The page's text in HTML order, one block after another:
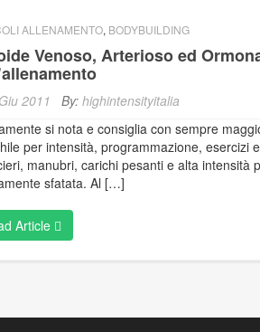
ALLENAMENTO, BODYBUILDING
Venoso, Arterioso ed
2011 By: highintensityitalia
si nota e consiglia con sempre
per intensità, programmazione, esercizi
manubri, carichi pesanti e alta intensità
sfatata. Al […]
Article